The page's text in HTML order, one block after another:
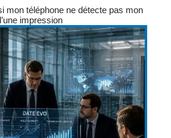
mon téléphone ne détecte pas mon
impression